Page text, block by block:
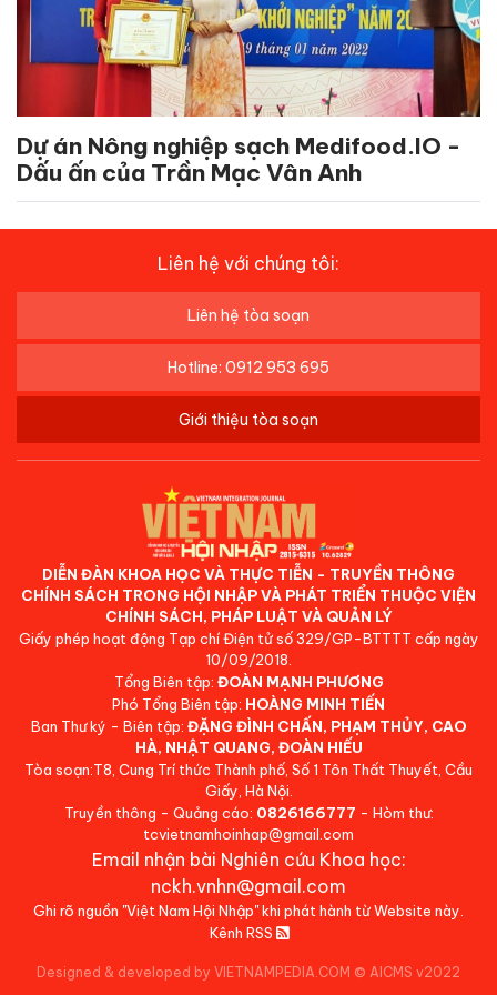
Dự án Nông nghiệp sạch Medifood.IO -
Dấu ấn của Trần Mạc Vân Anh
Liên hệ với chúng tôi:
Liên hệ tòa soạn
Hotline: 0912 953 695
Giới thiệu tòa soạn
DIỄN ĐÀN KHOA HỌC VÀ THỰC TIỄN - TRUYỀN THÔNG
CHÍNH SÁCH TRONG HỘI NHẬP VÀ PHÁT TRIỂN THUỘC VIỆN
CHÍNH SÁCH, PHÁP LUẬT VÀ QUẢN LÝ
Giấy phép hoạt động Tạp chí Điện tử số 329/GP-BTTTT cấp ngày
10/09/2018.
Tổng Biên tập: ĐOÀN MẠNH PHƯƠNG
Phó Tổng Biên tập: HOÀNG MINH TIẾN
Ban Thư ký - Biên tập: ĐẶNG ĐÌNH CHẤN, PHẠM THỦY, CAO
HÀ, NHẬT QUANG, ĐOÀN HIẾU
Tòa soạn:T8, Cung Trí thức Thành phố, Số 1 Tôn Thất Thuyết, Cầu
Giấy, Hà Nội.
Truyền thông - Quảng cáo: 0826166777 - Hòm thư:
tcvietnamhoinhap@gmail.com
Email nhận bài Nghiên cứu Khoa học:
nckh.vnhn@gmail.com
Ghi rõ nguồn "Việt Nam Hội Nhập" khi phát hành từ Website này.
Kênh RSS
Designed & developed by VIETNAMPEDIA.COM © AICMS v2022